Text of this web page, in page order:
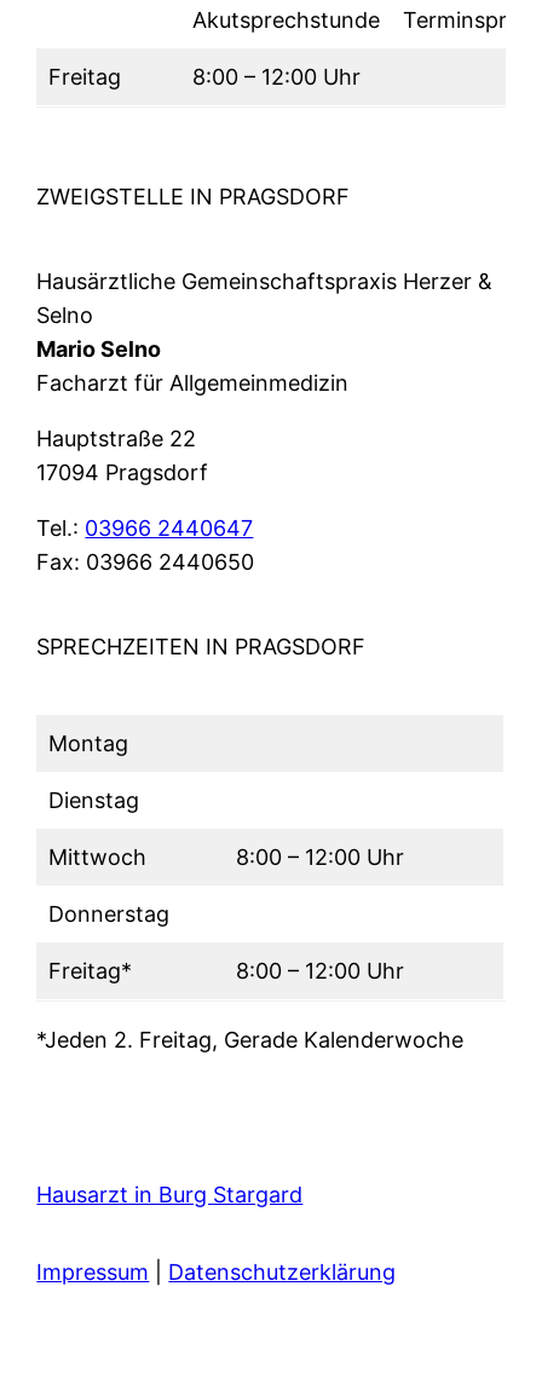
Akutsprechstunde
Freitag 8:00 – 12:00 Uhr
ZWEIGSTELLE IN PRAGSDORF
Hausärztliche Gemeinschaftspraxis Herzer &
Selno
Mario Selno
Facharzt für Allgemeinmedizin
Hauptstraße 22
17094 Pragsdorf
Tel.: 03966 2440647
Fax: 03966 2440650
SPRECHZEITEN IN PRAGSDORF
Montag
Dienstag
Mittwoch 8:00 – 12:00 Uhr
Donnerstag
Freitag* 8:00 – 12:00 Uhr
*Jeden 2. Freitag, Gerade Kalenderwoche
Hausarzt in Burg Stargard
Impressum Datenschutzerklärung